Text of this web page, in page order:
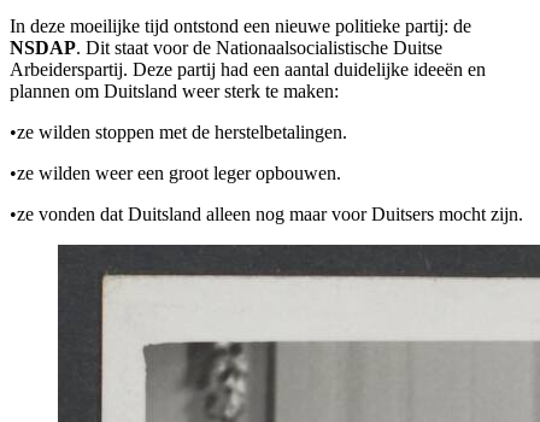
In deze moeilijke tijd ontstond een nieuwe politieke partij: de
NSDAP. Dit staat voor de Nationaalsocialistische Duitse
Arbeiderspartij. Deze partij had een aantal duidelijke ideeën en
plannen om Duitsland weer sterk te maken:
•ze wilden stoppen met de herstelbetalingen.
•ze wilden weer een groot leger opbouwen.
•ze vonden dat Duitsland alleen nog maar voor Duitsers mocht zijn.